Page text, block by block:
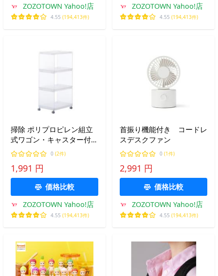
ZOZOTOWN Yahoo!店
4.55 (194,413件)
ZOZOTOWN Yahoo!店
4.55 (194,413件)
掃除 ポリプロピレン組立
式ワゴン・キャスター付・
３段 幅２９×奥行４１．
５×高さ８３ｃｍ
0 (2件)
1,991 円
価格比較
ZOZOTOWN Yahoo!店
4.55 (194,413件)
首振り機能付き コードレ
スデスクファン
0 (1件)
2,991 円
価格比較
ZOZOTOWN Yahoo!店
4.55 (194,413件)